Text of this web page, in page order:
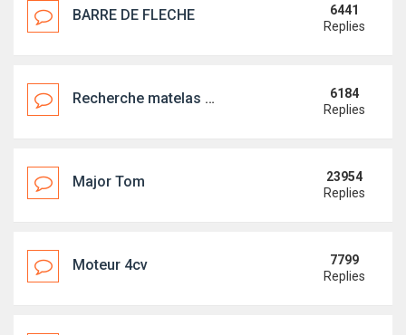
BARRE DE FLECHE
6441
Replies
Recherche matelas arrière
6184
Replies
Major Tom
23954
Replies
Moteur 4cv
7799
Replies